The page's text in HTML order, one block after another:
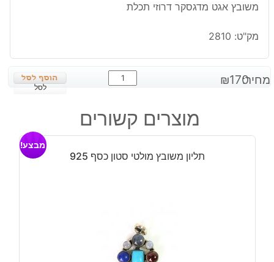
משובץ אגט מדגסקר דרוזי תכלת
מק"ט: 2810
מחיר: ₪170
כמות
של
משובץ
אגט
תכלת
לסל
מוצרים קשורים
תליון משובץ מולטי סטון כסף 925
מבצע!